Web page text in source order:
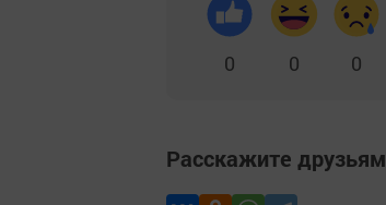
0 0 0
Расскажите друзьям